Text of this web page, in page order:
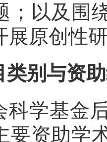
；以及围
展原创性
类别与资
科学基金
要资助学